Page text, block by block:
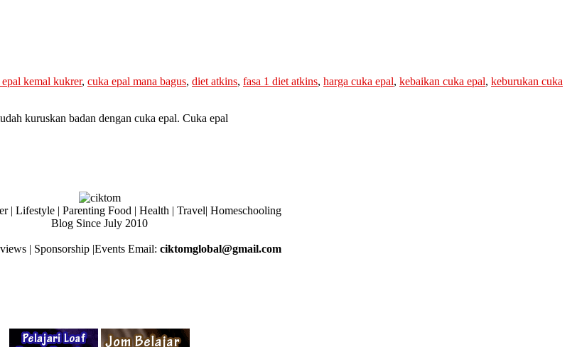
kemal kukrer, cuka epal mana bagus, diet atkins, fasa 1 diet atkins, harga cuka epal, kebaikan cuka epal, keburukan cuka
kuruskan badan dengan cuka epal. Cuka epal
| Lifestyle | Parenting Food | Health | Travel| Homeschooling
Blog Since July 2010
| Sponsorship |Events Email: ciktomglobal@gmail.com